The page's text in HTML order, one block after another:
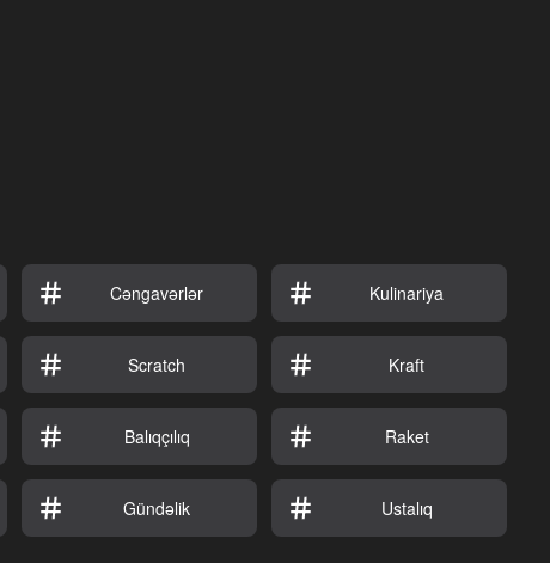
Cəngavərlər Kulinariya
Scratch Kraft
Balıqçılıq Raket
Gündəlik Ustalıq